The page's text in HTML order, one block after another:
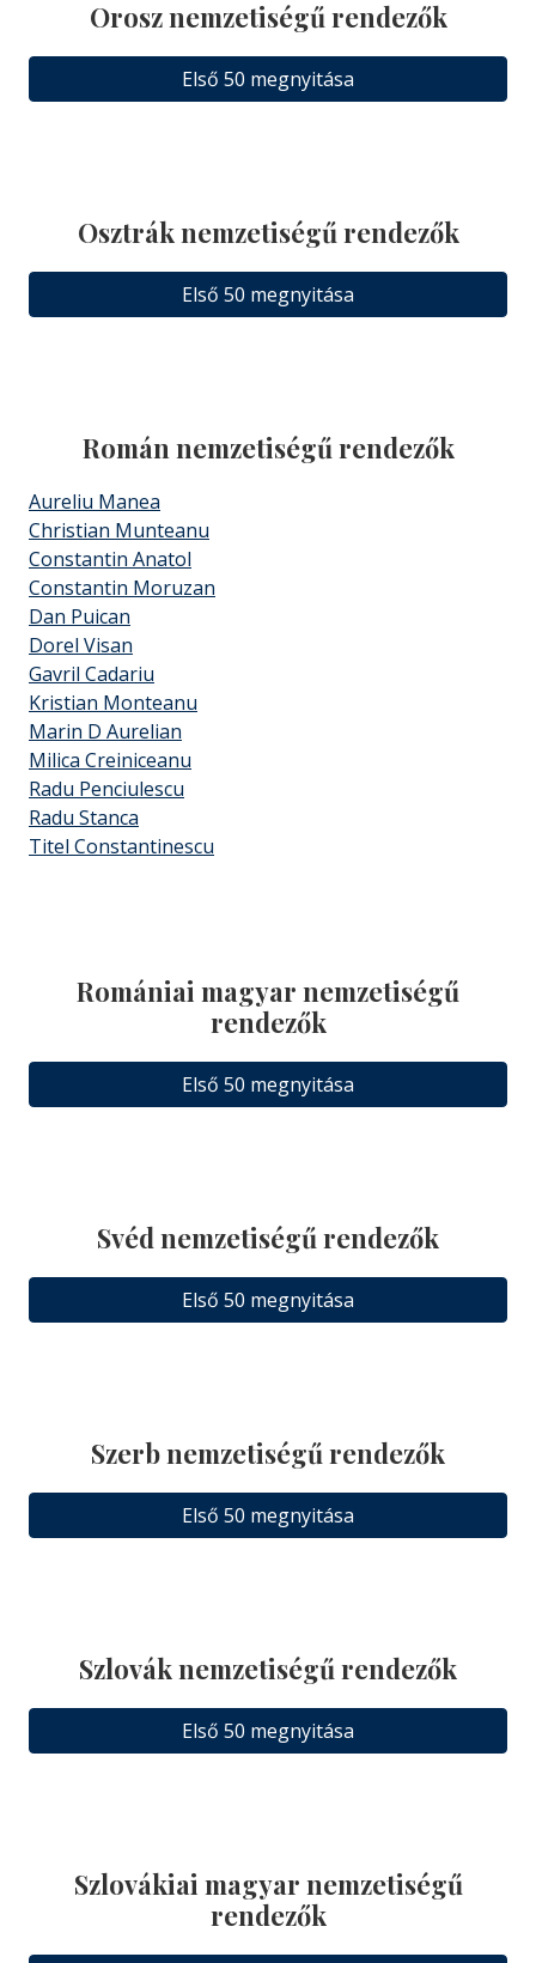
Orosz nemzetiségű rendezők
Első 50 megnyitása
Osztrák nemzetiségű rendezők
Első 50 megnyitása
Román nemzetiségű rendezők
Aureliu Manea
Christian Munteanu
Constantin Anatol
Constantin Moruzan
Dan Puican
Dorel Visan
Gavril Cadariu
Kristian Monteanu
Marin D Aurelian
Milica Creiniceanu
Radu Penciulescu
Radu Stanca
Titel Constantinescu
Romániai magyar nemzetiségű
rendezők
Első 50 megnyitása
Svéd nemzetiségű rendezők
Első 50 megnyitása
Szerb nemzetiségű rendezők
Első 50 megnyitása
Szlovák nemzetiségű rendezők
Első 50 megnyitása
Szlovákiai magyar nemzetiségű
rendezők